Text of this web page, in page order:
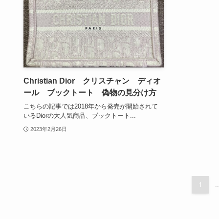
Christian Dior クリスチャン ディオ
ール ブックトート 偽物の見分け方
こちらの記事では2018年から発売が開始されて
いるDiorの大人気商品、ブックトート...
2023年2月26日
1